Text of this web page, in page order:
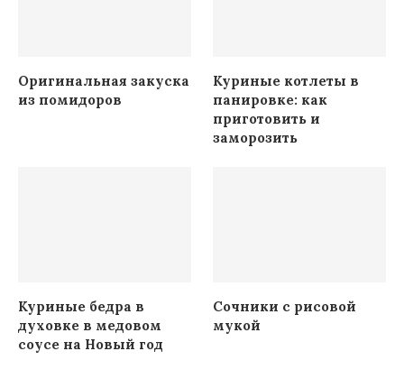
Оригинальная закуска
из помидоров
Куриные котлеты в
панировке: как
приготовить и
заморозить
Куриные бедра в
духовке в медовом
соусе на Новый год
Сочники с рисовой
мукой